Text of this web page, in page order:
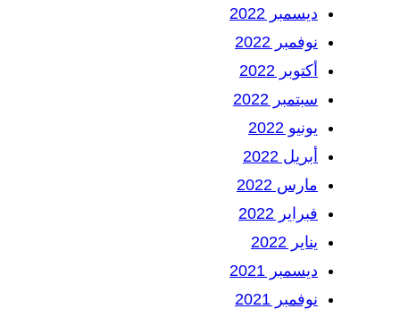
ديسمبر 2022
نوفمبر 2022
أكتوبر 2022
سبتمبر 2022
يونيو 2022
أبريل 2022
مارس 2022
فبراير 2022
يناير 2022
ديسمبر 2021
نوفمبر 2021